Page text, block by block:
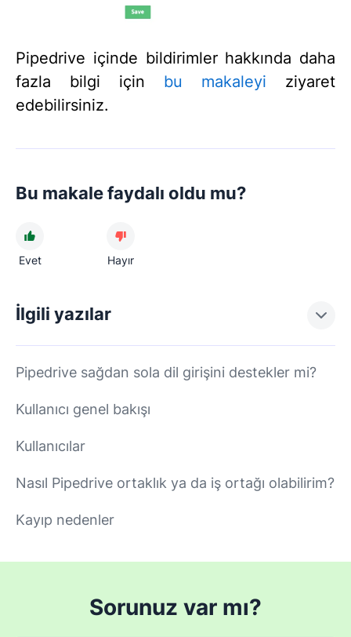
Pipedrive içinde bildirimler hakkında daha
fazla bilgi için bu makaleyi ziyaret
edebilirsiniz.
Bu makale faydalı oldu mu?
Evet Hayır
İlgili yazılar
Pipedrive sağdan sola dil girişini destekler mi?
Kullanıcı genel bakışı
Kullanıcılar
Nasıl Pipedrive ortaklık ya da iş ortağı olabilirim?
Kayıp nedenler
Sorunuz var mı?